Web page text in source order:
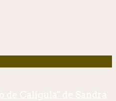
de Calígula" de Sandra